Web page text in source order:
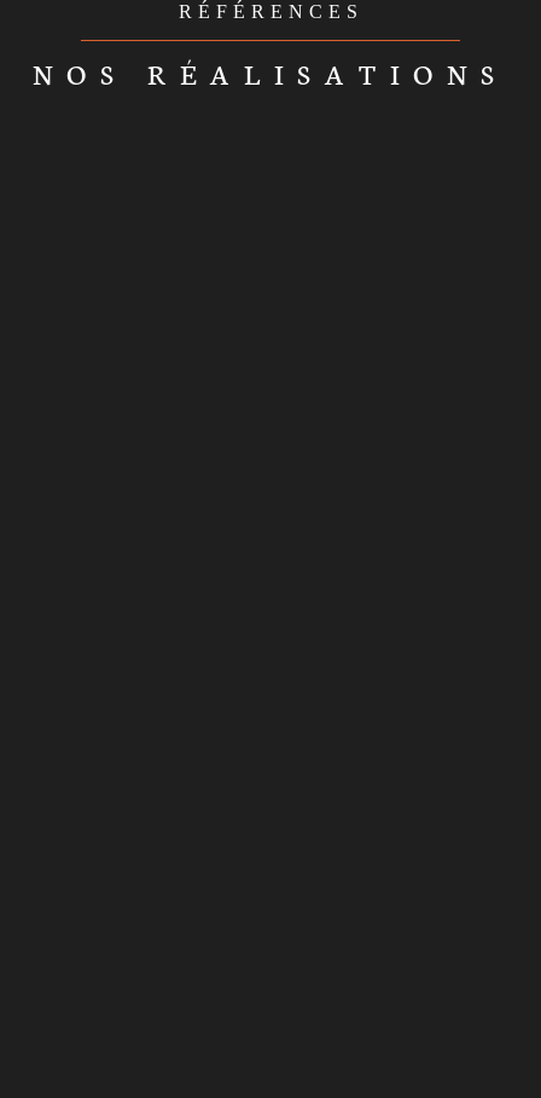
RÉFÉRENCES
NOS RÉALISATIONS